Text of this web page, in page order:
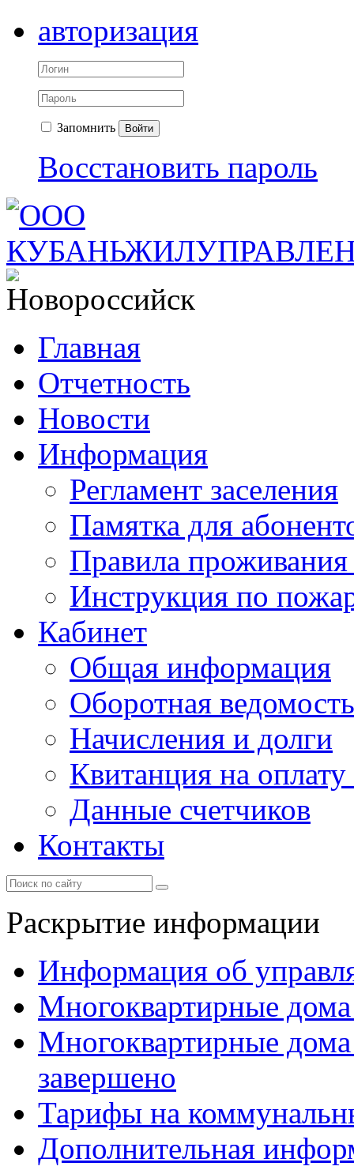
авторизация
Запомнить Войти
Восстановить пароль
Главная
Отчетность
Новости
Информация
Регламент заселения
Памятка для
Правила
Инструкция по
Кабинет
Общая информация
Оборотная ведомость
Начисления и долги
Квитанция на
Данные счетчиков
Контакты
Раскрытие информации
Информация об
Многоквартирные
Многоквартирные
завершено
Тарифы на
Дополнительная